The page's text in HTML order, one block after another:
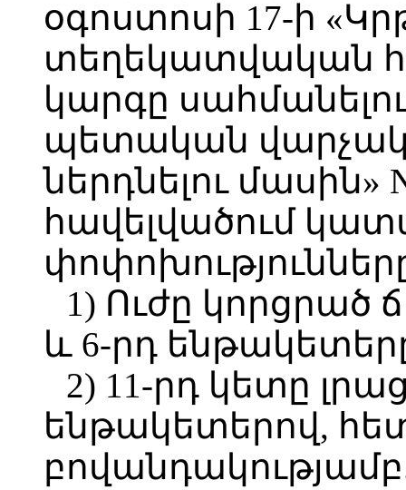
օգոստոսի 17-ի
տեղեկատվական
կարգը
պետական
ներդնելու մասին»
հավելվածում
1) Ուժը կորցրած
և 6-րդ
2) 11-րդ կետը
ենթակետերով,